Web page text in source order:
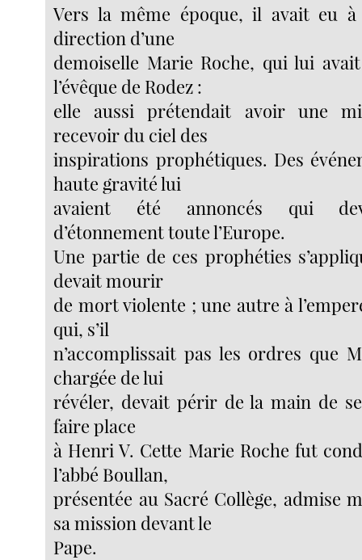
Vers la même époque, il avait eu à
direction d’une
demoiselle Marie Roche, qui lui
l’évêque de Rodez :
elle aussi prétendait avoir une
recevoir du ciel des
inspirations prophétiques. Des
haute gravité lui
avaient été annoncés qui
d’étonnement toute l’Europe.
Une partie de ces prophéties
devait mourir
de mort violente ; une autre à
qui, s’il
n’accomplissait pas les ordres que
chargée de lui
révéler, devait périr de la main de
faire place
à Henri V. Cette Marie Roche fut
l’abbé Boullan,
présentée au Sacré Collège, admise
sa mission devant le
Pape.